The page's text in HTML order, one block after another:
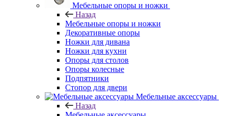
Мебельные опоры и ножки
Назад
Мебельные опоры и ножки
Декоративные опоры
Ножки для дивана
Ножки для кухни
Опоры для столов
Опоры колесные
Подпятники
Стопор для двери
Мебельные аксессуары
Назад